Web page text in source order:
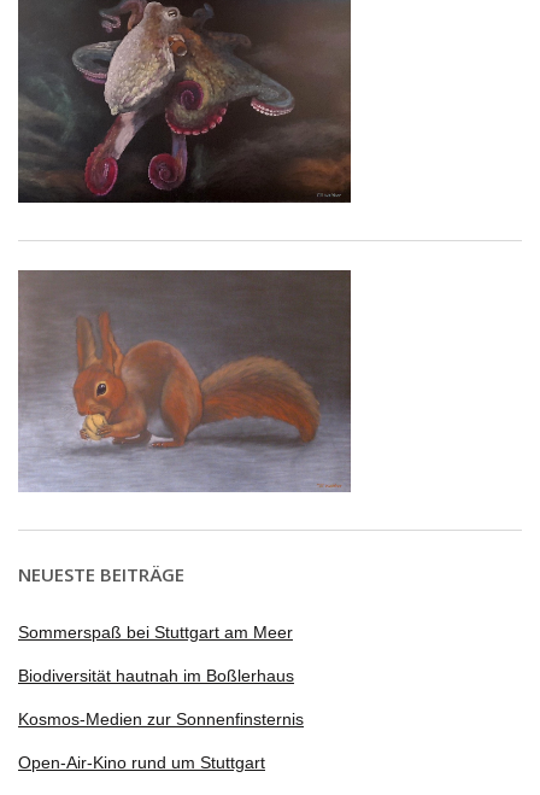
NEUESTE BEITRÄGE
Sommerspaß bei Stuttgart am Meer
Biodiversität hautnah im Boßlerhaus
Kosmos-Medien zur Sonnenfinsternis
Open-Air-Kino rund um Stuttgart